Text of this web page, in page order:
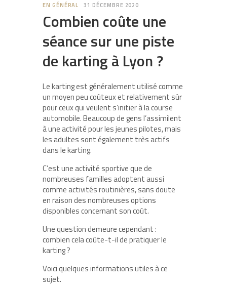
EN GÉNÉRAL 31 DÉCEMBRE 2020
Combien coûte une
séance sur une piste
de karting à Lyon ?
Le karting est généralement utilisé comme
un moyen peu coûteux et relativement sûr
pour ceux qui veulent s’initier à la course
automobile. Beaucoup de gens l’assimilent
à une activité pour les jeunes pilotes, mais
les adultes sont également très actifs
dans le karting.
C’est une activité sportive que de
nombreuses familles adoptent aussi
comme activités routinières, sans doute
en raison des nombreuses options
disponibles concernant son coût.
Une question demeure cependant :
combien cela coûte-t-il de pratiquer le
karting ?
Voici quelques informations utiles à ce
sujet.